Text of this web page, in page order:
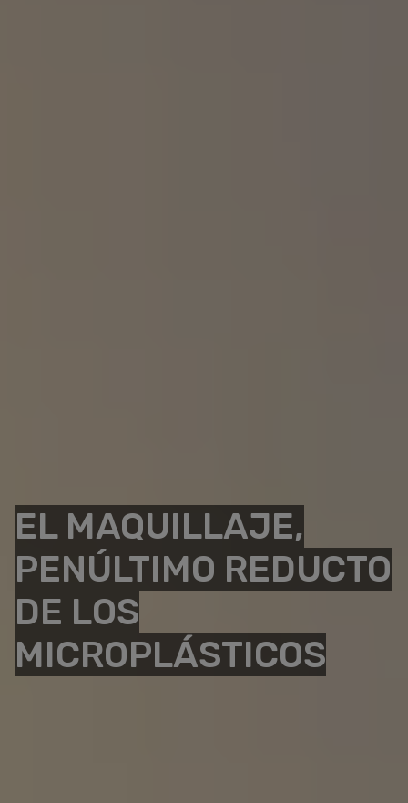
EL MAQUILLAJE,
PENÚLTIMO REDUCTO
DE LOS
MICROPLÁSTICOS